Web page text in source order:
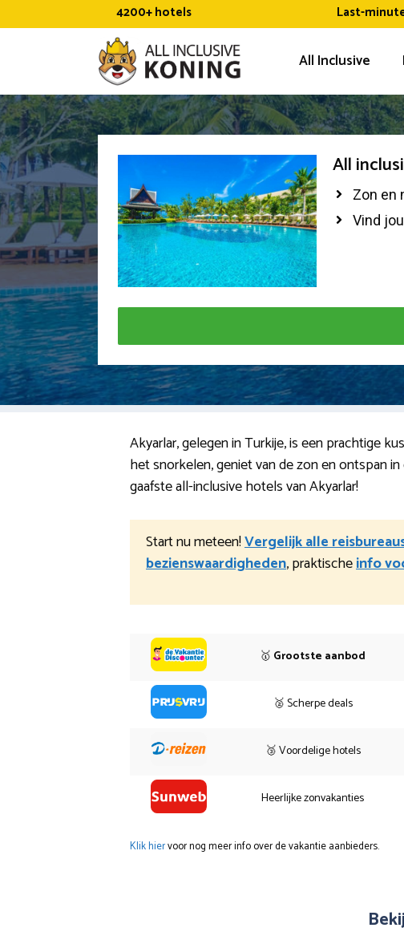
naar
4200+ hotels Last-
All Inclusive
All
Zon en
Vind
Akyarlar, gelegen in Turkije, is een prachtige
het snorkelen, geniet van de zon en ontspan
gaafste all-inclusive hotels van Akyarlar!
Start nu meteen!Vergelijk alle
bezienswaardigheden, praktischeinfo
🥇 Grootste aanbod
🥈 Scherpe deals
🥉 Voordelige hotels
Heerlijke zonvakanties
Klik hiervoor nog meer info over de vakantie aanbieders.